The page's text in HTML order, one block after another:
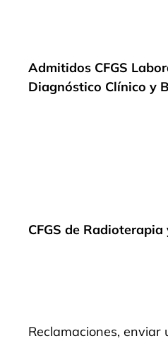
Admitidos CFGS
Diagnóstico Clínico y
CFGS de
Reclamaciones, enviar